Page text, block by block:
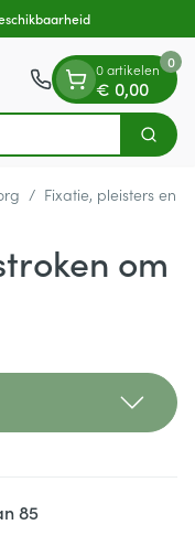
Zoek
0 artikelen
€ 0,00
0
/ Fixatie, pleisters en
om
85